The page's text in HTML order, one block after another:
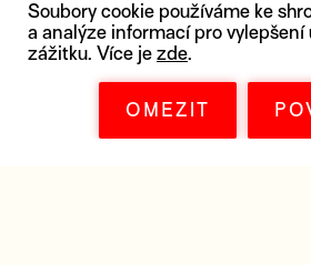
Soubory cookie používáme ke
a analýze informací pro vylepšení
zážitku. Více je zde.
OMEZIT